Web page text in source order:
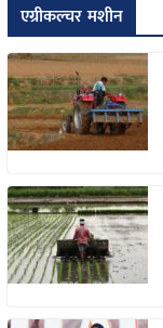
एग्रीकल्चर मशीन